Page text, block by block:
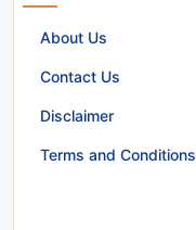
About Us
Contact Us
Disclaimer
Terms and Conditions